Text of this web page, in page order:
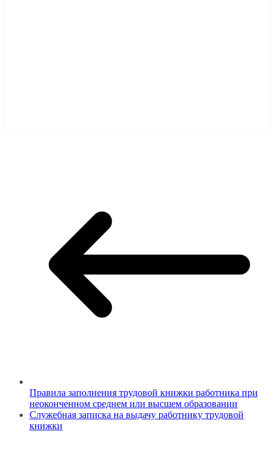
Правила заполнения трудовой книжки работника при
неоконченном среднем или высшем образовании
Служебная записка на выдачу работнику трудовой
книжки